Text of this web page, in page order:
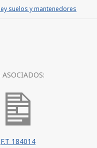
suelos y mantenedores
F.T 184014